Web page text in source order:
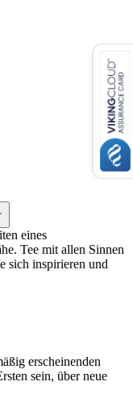
eines
Tee mit allen Sinnen
sich inspirieren und
erscheinenden
sein, über neue